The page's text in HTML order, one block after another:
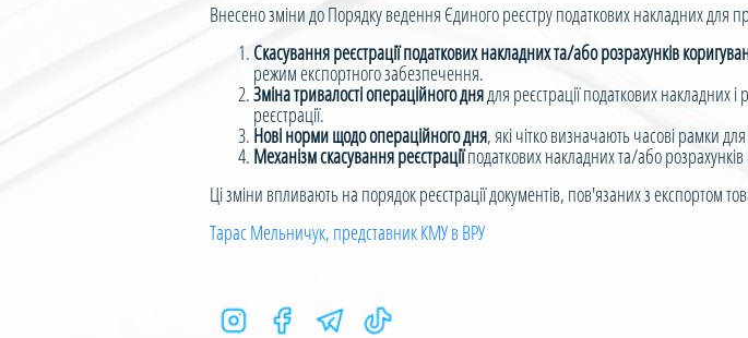
Внесено зміни до Порядку ведення Єдиного реєстру податкових накладних для
Скасування реєстрації податкових накладних та/або розрахунків
режим експортного забезпечення.
Зміна тривалості операційного днядля реєстрації податкових
реєстрації.
Нові норми щодо операційного дня, які чітко визначають часові рамки для
Механізм скасування реєстраціїподаткових накладних та/або
Ці зміни впливають на порядок реєстрації документів, пов'язаних з експортом
Тарас Мельничук, представник КМУ в ВРУ